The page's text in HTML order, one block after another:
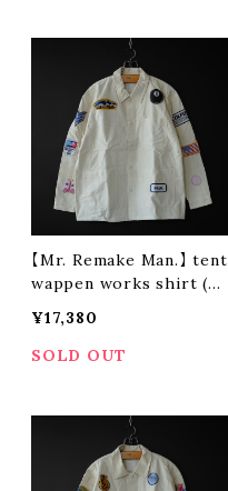
【Mr. Remake Man.】 tent
wappen works shirt (si
¥17,380
SOLD OUT